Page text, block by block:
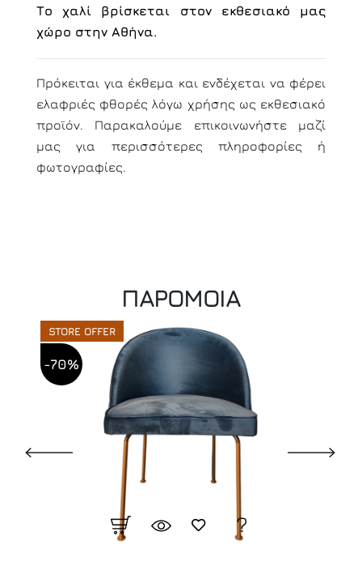
Το χαλί βρίσκεται στον εκθεσιακό μας
χώρο στην Αθήνα.
Πρόκειται για έκθεμα και ενδέχεται να φέρει
ελαφριές φθορές λόγω χρήσης ως εκθεσιακό
προϊόν. Παρακαλούμε επικοινωνήστε μαζί
μας για περισσότερες πληροφορίες ή
φωτογραφίες.
ΠΑΡΟΜΟΙΑ
STORE OFFER
-70%